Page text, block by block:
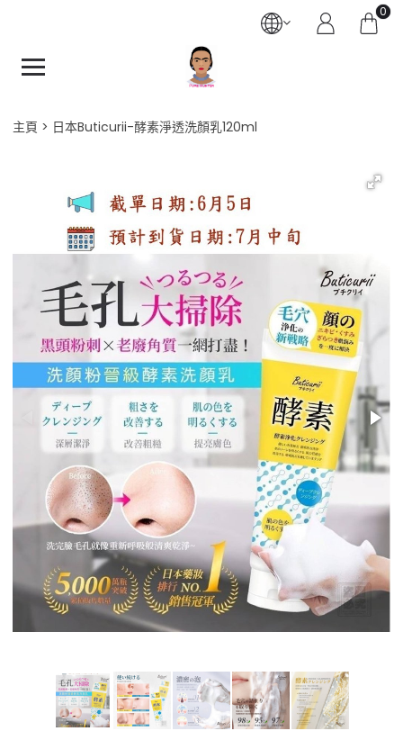
0
主頁 日本Buticurii-酵素淨透洗顏乳120ml